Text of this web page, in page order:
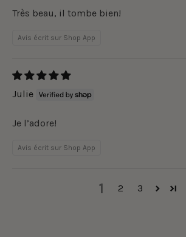
Très beau, il tombe bien!
Avis écrit sur Shop App
Julie
Je l’adore!
Avis écrit sur Shop App
1 2 3